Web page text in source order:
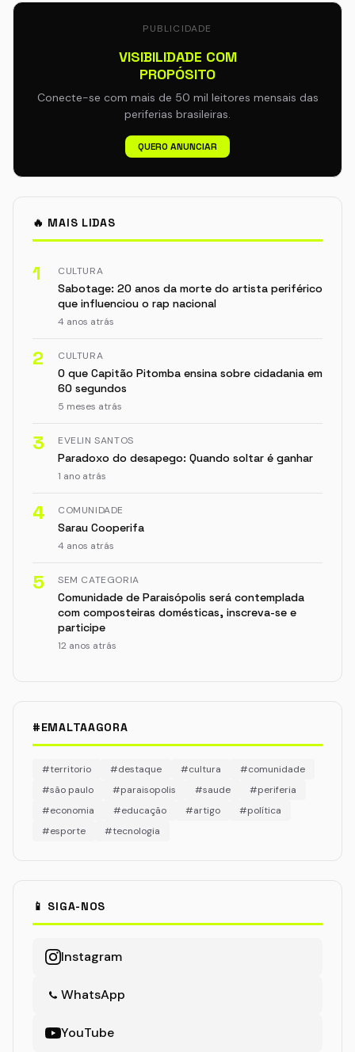
PUBLICIDADE
VISIBILIDADE COM
PROPÓSITO
Conecte-se com mais de 50 mil leitores mensais das
periferias brasileiras.
QUERO ANUNCIAR
🔥 MAIS LIDAS
1 CULTURA
Sabotage: 20 anos da morte do artista periférico
que influenciou o rap nacional
4 anos atrás
2 CULTURA
O que Capitão Pitomba ensina sobre cidadania em
60 segundos
5 meses atrás
3 EVELIN SANTOS
Paradoxo do desapego: Quando soltar é ganhar
1 ano atrás
4 COMUNIDADE
Sarau Cooperifa
4 anos atrás
5 SEM CATEGORIA
Comunidade de Paraisópolis será contemplada
com composteiras domésticas, inscreva-se e
participe
12 anos atrás
#EMALTAAGORA
#territorio #destaque #cultura
#comunidade
#são paulo
#paraisopolis #saude
#periferia
#economia
#educação #artigo
#política
#esporte
#tecnologia
📱 SIGA-NOS
Instagram
WhatsApp
YouTube